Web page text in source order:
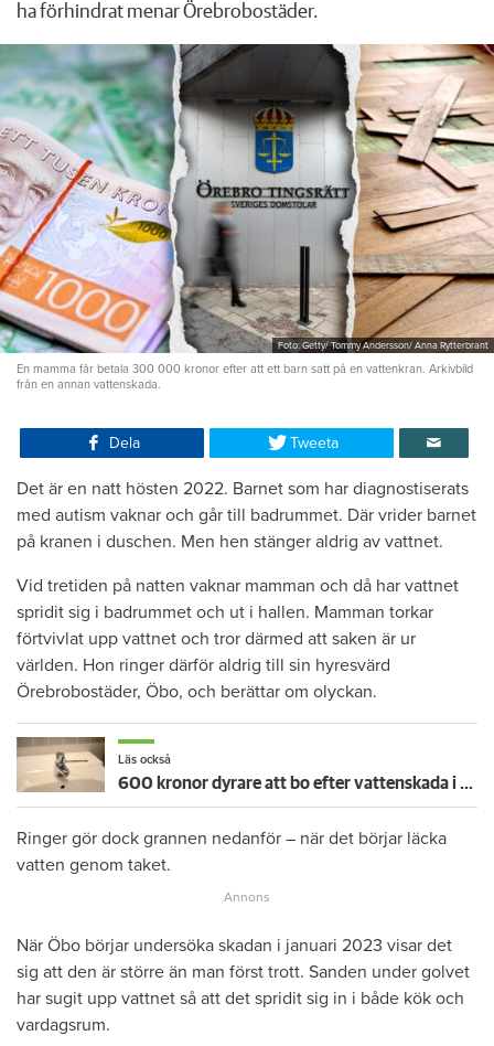
ha förhindrat menar Örebrobostäder.
Foto: Getty/ Tommy Andersson/ Anna Rytterbrant
En mamma får betala 300 000 kronor efter att ett barn satt på en vattenkran. Arkivbild
från en annan vattenskada.
Dela Tweeta
Det är en natt hösten 2022. Barnet som har diagnostiserats
med autism vaknar och går till badrummet. Där vrider barnet
på kranen i duschen. Men hen stänger aldrig av vattnet.
Vid tretiden på natten vaknar mamman och då har vattnet
spridit sig i badrummet och ut i hallen. Mamman torkar
förtvivlat upp vattnet och tror därmed att saken är ur
världen. Hon ringer därför aldrig till sin hyresvärd
Örebrobostäder, Öbo, och berättar om olyckan.
Läs också
600 kronor dyrare att bo efter vattenskada i Varberg
Ringer gör dock grannen nedanför – när det börjar läcka
vatten genom taket.
När Öbo börjar undersöka skadan i januari 2023 visar det
sig att den är större än man först trott. Sanden under golvet
har sugit upp vattnet så att det spridit sig in i både kök och
vardagsrum.